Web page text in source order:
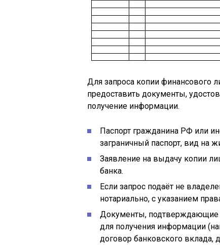
Для запроса копии финансового
предоставить документы,
получение информации.
Паспорт гражданина РФ или
заграничный паспорт, вид на
Заявление на выдачу копии
банка.
Если запрос подаёт не
нотариально, с указанием
Документы, подтверждающие
для получения информации
договор банковского вклада,